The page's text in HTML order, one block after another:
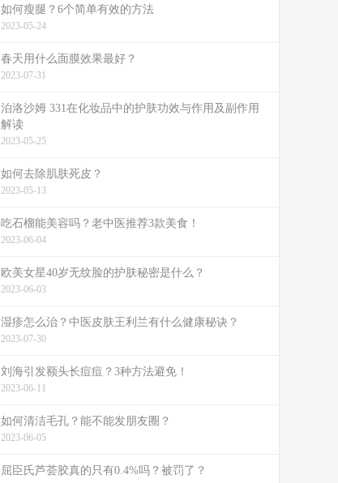
如何瘦腿？6个简单有效的方法
2023-05-24
春天用什么面膜效果最好？
2023-07-31
泊洛沙姆 331在化妆品中的护肤功效与作用及副作用
解读
2023-05-25
如何去除肌肤死皮？
2023-05-13
吃石榴能美容吗？老中医推荐3款美食！
2023-06-04
欧美女星40岁无纹脸的护肤秘密是什么？
2023-06-03
湿疹怎么治？中医皮肤王利兰有什么健康秘诀？
2023-07-30
刘海引发额头长痘痘？3种方法避免！
2023-06-11
如何清洁毛孔？能不能发朋友圈？
2023-06-05
屈臣氏芦荟胶真的只有0.4%吗？被罚了？